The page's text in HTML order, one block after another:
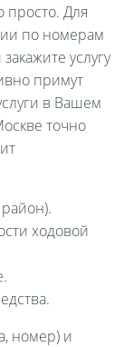
просто. Для
по номерам
услугу
примут
в Вашем
точно
ходовой
номер) и